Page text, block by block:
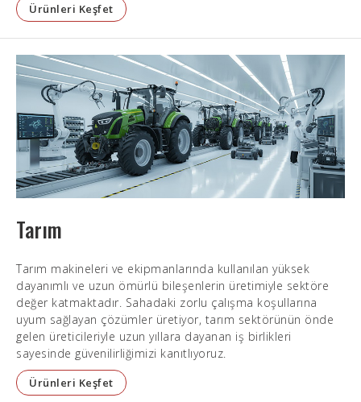
Ürünleri Keşfet
Tarım
Tarım makineleri ve ekipmanlarında kullanılan yüksek
dayanımlı ve uzun ömürlü bileşenlerin üretimiyle sektöre
değer katmaktadır. Sahadaki zorlu çalışma koşullarına
uyum sağlayan çözümler üretiyor, tarım sektörünün önde
gelen üreticileriyle uzun yıllara dayanan iş birlikleri
sayesinde güvenilirliğimizi kanıtlıyoruz.
Ürünleri Keşfet